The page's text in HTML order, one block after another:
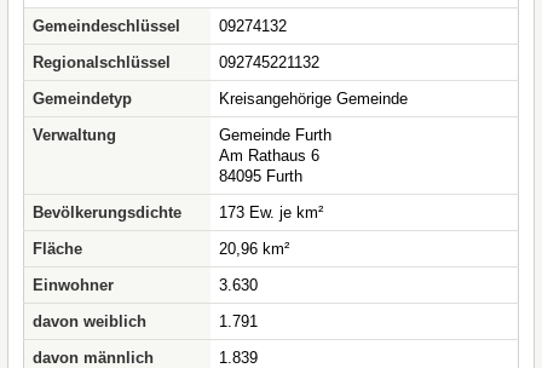
Gemeindeschlüssel
09274132
Regionalschlüssel
092745221132
Gemeindetyp
Kreisangehörige Gemeinde
Verwaltung
Gemeinde Furth
Am Rathaus 6
84095 Furth
Bevölkerungsdichte
173 Ew. je km²
Fläche
20,96 km²
Einwohner
3.630
davon weiblich
1.791
davon männlich
1.839